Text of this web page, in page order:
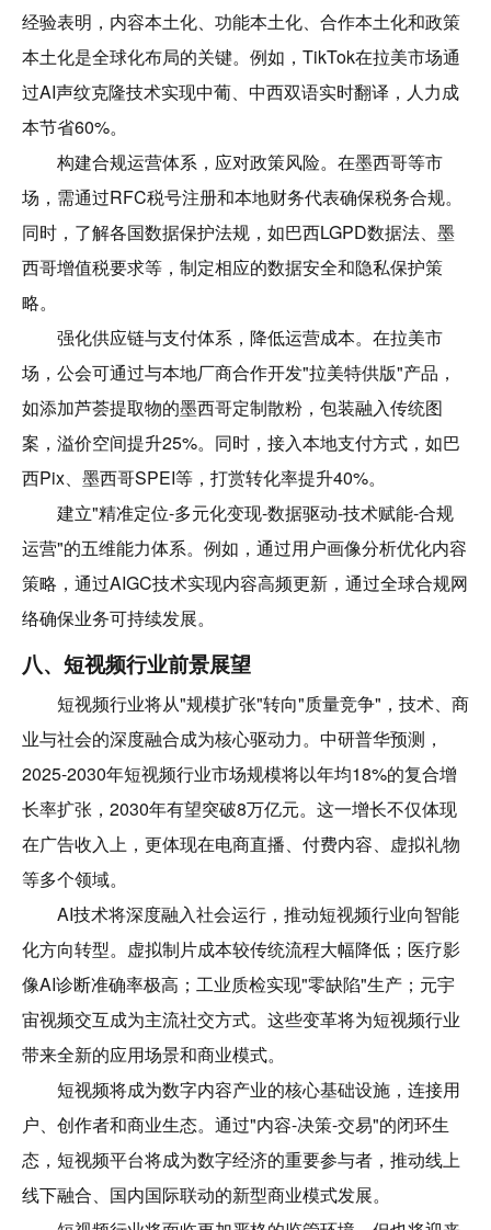
经验表明，内容本土化、功能本土化、合作本土化和政策
本土化是全球化布局的关键。例如，TikTok在拉美市场通
过AI声纹克隆技术实现中葡、中西双语实时翻译，人力成
本节省60%。
构建合规运营体系，应对政策风险。在墨西哥等市
场，需通过RFC税号注册和本地财务代表确保税务合规。
同时，了解各国数据保护法规，如巴西LGPD数据法、墨
西哥增值税要求等，制定相应的数据安全和隐私保护策
略。
强化供应链与支付体系，降低运营成本。在拉美市
场，公会可通过与本地厂商合作开发"拉美特供版"产品，
如添加芦荟提取物的墨西哥定制散粉，包装融入传统图
案，溢价空间提升25%。同时，接入本地支付方式，如巴
西Pix、墨西哥SPEI等，打赏转化率提升40%。
建立"精准定位-多元化变现-数据驱动-技术赋能-合规
运营"的五维能力体系。例如，通过用户画像分析优化内容
策略，通过AIGC技术实现内容高频更新，通过全球合规网
络确保业务可持续发展。
八、短视频行业前景展望
短视频行业将从"规模扩张"转向"质量竞争"，技术、商
业与社会的深度融合成为核心驱动力。中研普华预测，
2025-2030年短视频行业市场规模将以年均18%的复合增
长率扩张，2030年有望突破8万亿元。这一增长不仅体现
在广告收入上，更体现在电商直播、付费内容、虚拟礼物
等多个领域。
AI技术将深度融入社会运行，推动短视频行业向智能
化方向转型。虚拟制片成本较传统流程大幅降低；医疗影
像AI诊断准确率极高；工业质检实现"零缺陷"生产；元宇
宙视频交互成为主流社交方式。这些变革将为短视频行业
带来全新的应用场景和商业模式。
短视频将成为数字内容产业的核心基础设施，连接用
户、创作者和商业生态。通过"内容-决策-交易"的闭环生
态，短视频平台将成为数字经济的重要参与者，推动线上
线下融合、国内国际联动的新型商业模式发展。